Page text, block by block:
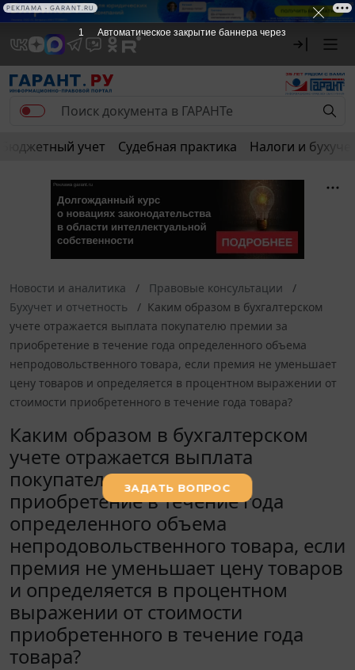
Бюджетный учет Судебная практика Налоги и
Новости и аналитика
Правовые консультации
Бухучет и отчетность
Каким образом в бухгалтерском
учете отражается выплата покупателю премии за
приобретение в течение года определенного объема
непродовольственного товара, если премия не уменьшает
цену товаров и определяется в процентном выражении от
стоимости приобретенного в течение года товара?
Каким образом в бухгалтерском
учете отражается выплата
покупателю премии за
приобретение в течение года
определенного объема
непродовольственного товара, если
премия не уменьшает цену товаров
и определяется в процентном
выражении от стоимости
приобретенного в течение года
товара?
1 Автоматическое закрытие баннера через
РЕКЛАМА • GARANT.RU